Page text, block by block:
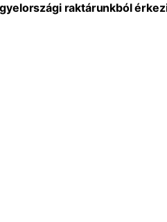
raktárunkból